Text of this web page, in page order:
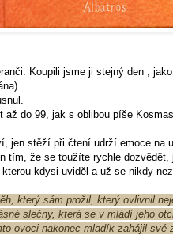
. Koupili jsme ji stejný den ,
)
do 99, jak s oblibou píše Kosmas.
jen stěží při čtení udrží emoce na
tím, že se toužíte rychle dozvědět,
kdysi uviděl a už se nikdy
který sám prožil, který ovlivnil
slečny, která se v mládí jeho
ovoci nakonec mladík zahájil